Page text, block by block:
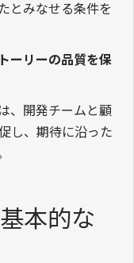
とみなせる条件を
ーリーの品質を保
、開発チームと顧
し、期待に沿った
本的な